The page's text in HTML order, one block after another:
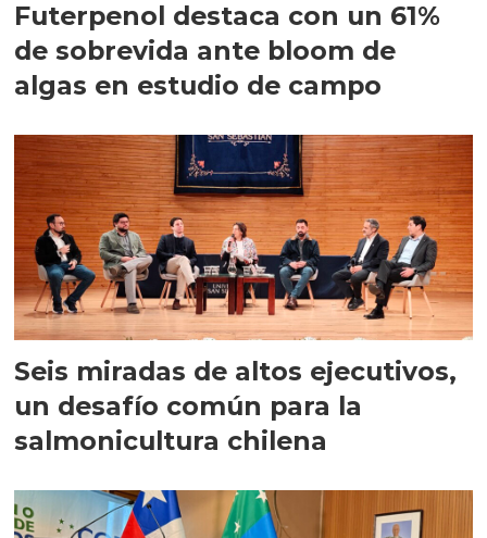
Futerpenol destaca con un 61%
de sobrevida ante bloom de
algas en estudio de campo
Seis miradas de altos ejecutivos,
un desafío común para la
salmonicultura chilena